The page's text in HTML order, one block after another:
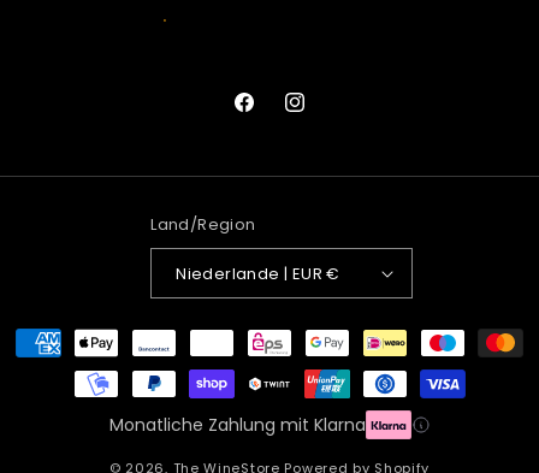
FacebookInstagram
Land/Region
Niederlande | EUR €
Zahlungsmethoden
Monatliche Zahlung mit Klarna
© 2026, The WineStore Powered by Shopify